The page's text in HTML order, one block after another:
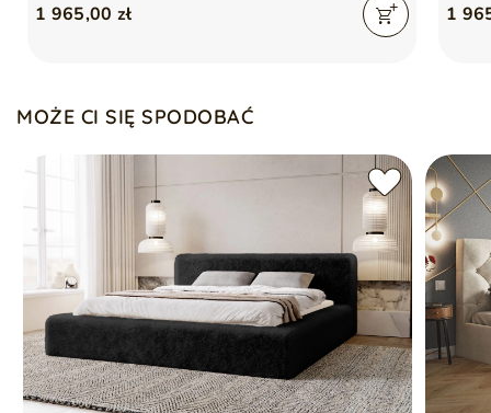
1 965,00 zł 1
MOŻE CI SIĘ SPODOBAĆ